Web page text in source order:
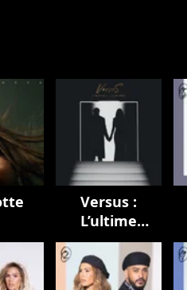
Versus :
L’ultime
chapitre